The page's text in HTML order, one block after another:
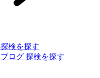
探検を探す
ブログ 探検を探す